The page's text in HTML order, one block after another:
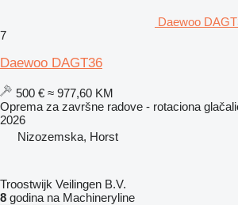
Daewoo
7
Daewoo DAGT36
500 € ≈ 977,60 KM
Oprema za završne radove - rotaciona
2026
Nizozemska, Horst
Troostwijk Veilingen B.V.
8 godina na Machineryline